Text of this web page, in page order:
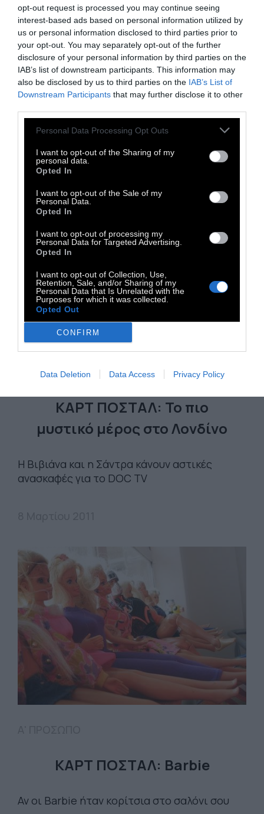
opt-out request is processed you may continue seeing
interest-based ads based on personal information utilized by
us or personal information disclosed to third parties prior to
your opt-out. You may separately opt-out of the further
disclosure of your personal information by third parties on the
IAB’s list of downstream participants. This information may
also be disclosed by us to third parties on the IAB’s List of
Downstream Participants that may further disclose it to other
Personal Data Processing Opt Outs
I want to opt-out of the Sharing of my
personal data.
Opted In
I want to opt-out of the Sale of my
Personal Data.
Opted In
I want to opt-out of processing my
Personal Data for Targeted Advertising.
Opted In
I want to opt-out of Collection, Use,
Retention, Sale, and/or Sharing of my
Personal Data that Is Unrelated with the
Purposes for which it was collected.
Opted Out
CONFIRM
Data Deletion Data Access Privacy Policy
Α' ΠΡΟΣΩΠΟ
ΚΑΡΤ ΠΟΣΤΑΛ: Γυμνοί
Λονδρέζοι
Αναθεωρήσεις και φωτοσύνθεση
26 Απριλίου 2011
Α' ΠΡΟΣΩΠΟ
ΚΑΡΤ ΠΟΣΤΑΛ: Το πιο
μυστικό μέρος στο Λονδίνο
Η Βιβιάνα και η Σάντρα κάνουν αστικές
ανασκαφές για το DOC TV
ΚΑΡΤ ΠΟΣΤΑΛ: Barbie
Αν οι Barbie ήταν κορίτσια στο σαλόνι σου